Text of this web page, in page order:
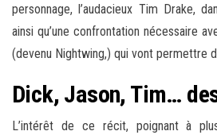
personnage, l’audacieux Tim Drake,
ainsi qu’une confrontation nécessaire
(devenu Nightwing,) qui vont permettre
Dick, Jason, Tim…
L’intérêt de ce récit, poignant à